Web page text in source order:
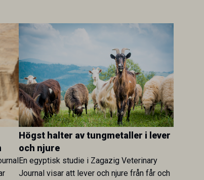
Högst halter av tungmetaller i lever
och njure
En egyptisk studie i Zagazig Veterinary
Journal visar att lever och njure från får och